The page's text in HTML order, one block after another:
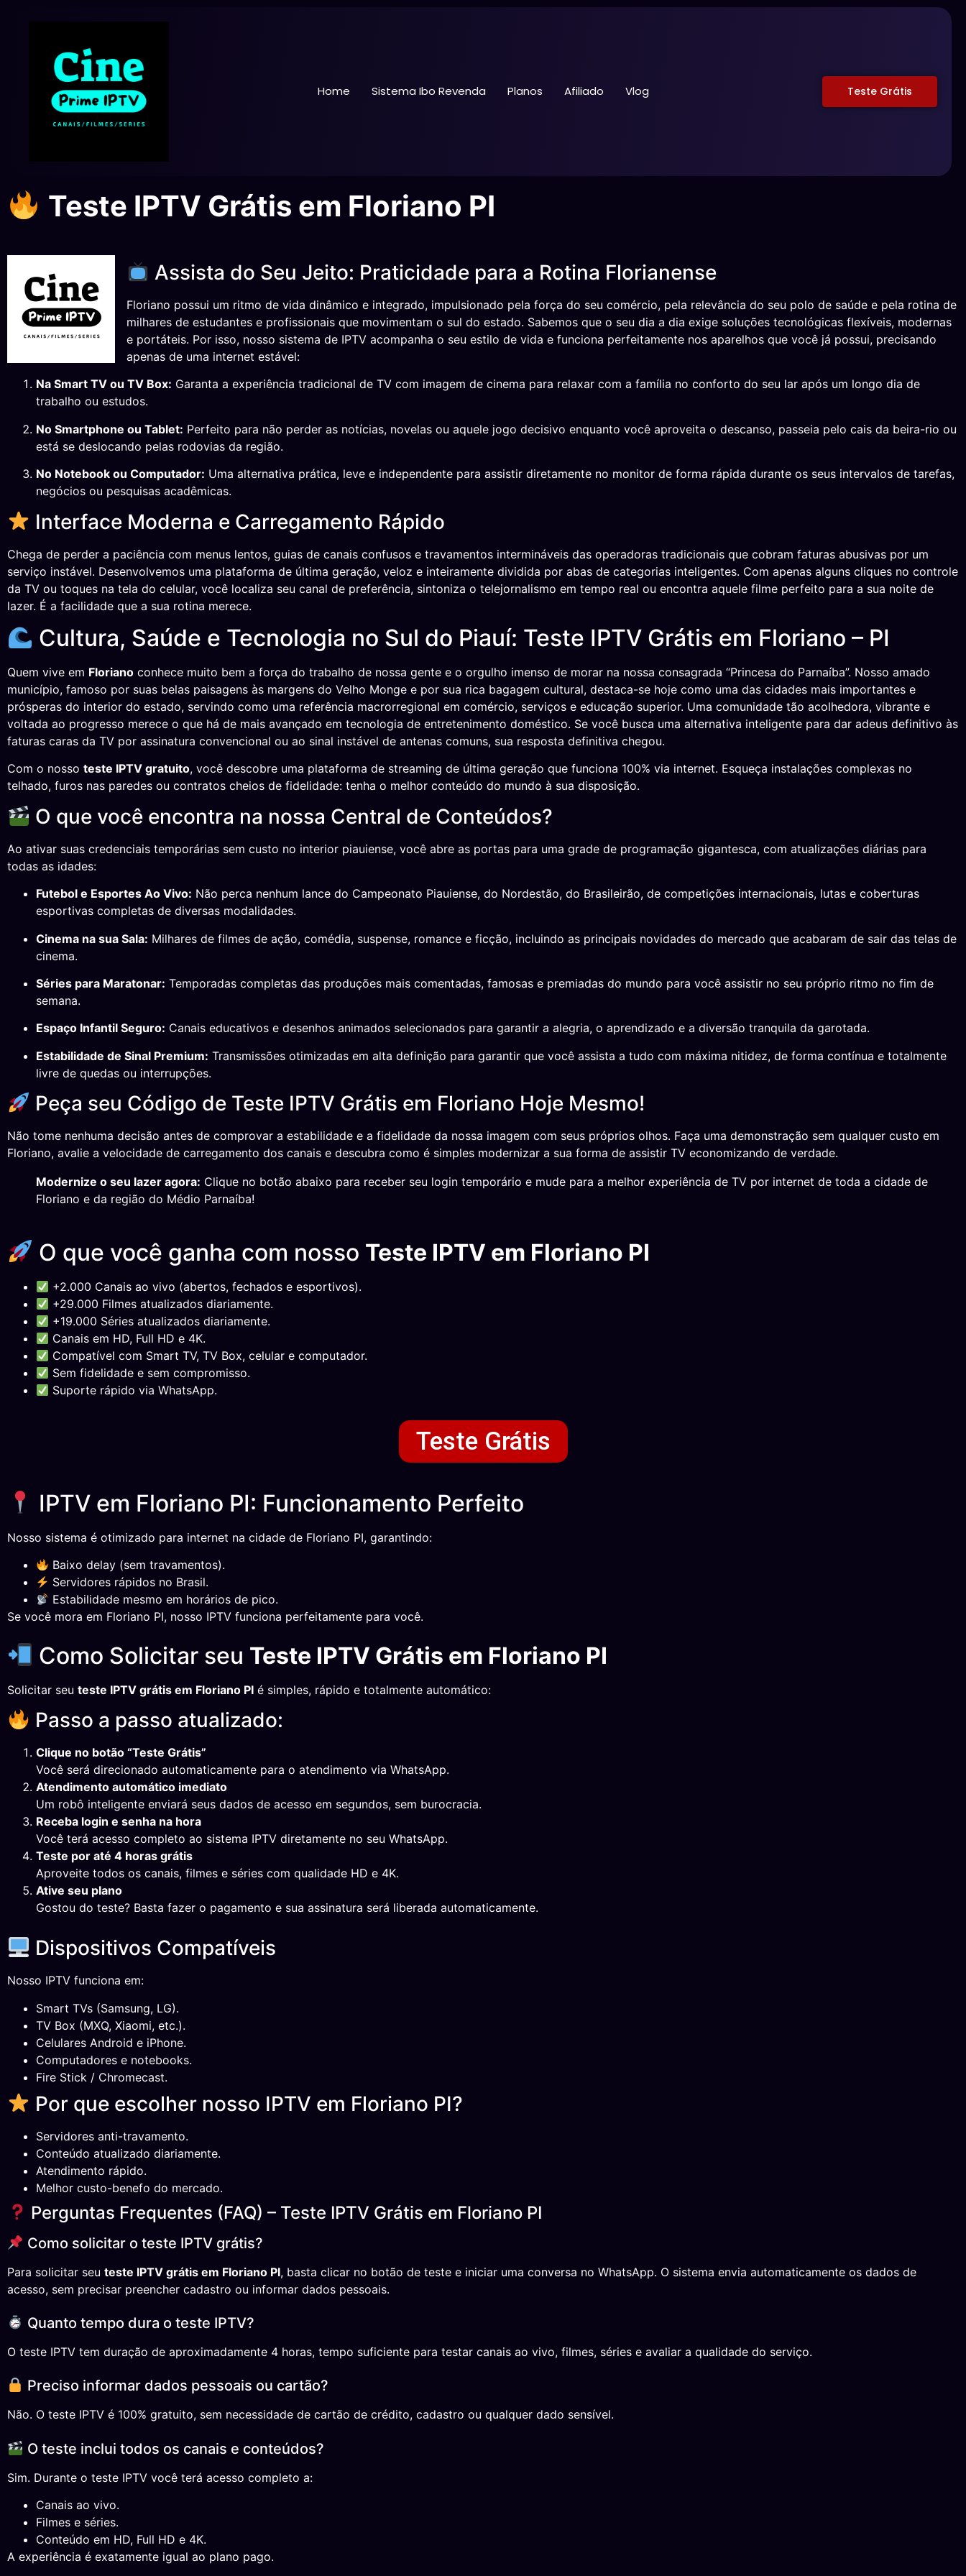
Home Sistema Ibo Revenda Planos Afiliado Vlog Teste Grátis
Teste IPTV Grátis em Floriano PI
Assista do Seu Jeito: Praticidade para a Rotina Florianense
Floriano possui um ritmo de vida dinâmico e integrado, impulsionado pela força do seu comércio, pela relevância do seu polo de saúde e pela rotina de
milhares de estudantes e profissionais que movimentam o sul do estado. Sabemos que o seu dia a dia exige soluções tecnológicas flexíveis, modernas
e portáteis. Por isso, nosso sistema de IPTV acompanha o seu estilo de vida e funciona perfeitamente nos aparelhos que você já possui, precisando
apenas de uma internet estável:
Na Smart TV ou TV Box: Garanta a experiência tradicional de TV com imagem de cinema para relaxar com a família no conforto do seu lar após um longo dia de
trabalho ou estudos.
No Smartphone ou Tablet: Perfeito para não perder as notícias, novelas ou aquele jogo decisivo enquanto você aproveita o descanso, passeia pelo cais da beira-rio ou
está se deslocando pelas rodovias da região.
No Notebook ou Computador: Uma alternativa prática, leve e independente para assistir diretamente no monitor de forma rápida durante os seus intervalos de tarefas,
negócios ou pesquisas acadêmicas.
Interface Moderna e Carregamento Rápido
Chega de perder a paciência com menus lentos, guias de canais confusos e travamentos intermináveis das operadoras tradicionais que cobram faturas abusivas por um
serviço instável. Desenvolvemos uma plataforma de última geração, veloz e inteiramente dividida por abas de categorias inteligentes. Com apenas alguns cliques no controle
da TV ou toques na tela do celular, você localiza seu canal de preferência, sintoniza o telejornalismo em tempo real ou encontra aquele filme perfeito para a sua noite de
lazer. É a facilidade que a sua rotina merece.
Cultura, Saúde e Tecnologia no Sul do Piauí: Teste IPTV Grátis em Floriano – PI
Quem vive em Floriano conhece muito bem a força do trabalho de nossa gente e o orgulho imenso de morar na nossa consagrada “Princesa do Parnaíba”. Nosso amado
município, famoso por suas belas paisagens às margens do Velho Monge e por sua rica bagagem cultural, destaca-se hoje como uma das cidades mais importantes e
prósperas do interior do estado, servindo como uma referência macrorregional em comércio, serviços e educação superior. Uma comunidade tão acolhedora, vibrante e
voltada ao progresso merece o que há de mais avançado em tecnologia de entretenimento doméstico. Se você busca uma alternativa inteligente para dar adeus definitivo às
faturas caras da TV por assinatura convencional ou ao sinal instável de antenas comuns, sua resposta definitiva chegou.
Com o nosso teste IPTV gratuito, você descobre uma plataforma de streaming de última geração que funciona 100% via internet. Esqueça instalações complexas no
telhado, furos nas paredes ou contratos cheios de fidelidade: tenha o melhor conteúdo do mundo à sua disposição.
O que você encontra na nossa Central de Conteúdos?
Ao ativar suas credenciais temporárias sem custo no interior piauiense, você abre as portas para uma grade de programação gigantesca, com atualizações diárias para
todas as idades:
Futebol e Esportes Ao Vivo: Não perca nenhum lance do Campeonato Piauiense, do Nordestão, do Brasileirão, de competições internacionais, lutas e coberturas
esportivas completas de diversas modalidades.
Cinema na sua Sala: Milhares de filmes de ação, comédia, suspense, romance e ficção, incluindo as principais novidades do mercado que acabaram de sair das telas de
cinema.
Séries para Maratonar: Temporadas completas das produções mais comentadas, famosas e premiadas do mundo para você assistir no seu próprio ritmo no fim de
semana.
Espaço Infantil Seguro: Canais educativos e desenhos animados selecionados para garantir a alegria, o aprendizado e a diversão tranquila da garotada.
Estabilidade de Sinal Premium: Transmissões otimizadas em alta definição para garantir que você assista a tudo com máxima nitidez, de forma contínua e totalmente
livre de quedas ou interrupções.
Peça seu Código de Teste IPTV Grátis em Floriano Hoje Mesmo!
Não tome nenhuma decisão antes de comprovar a estabilidade e a fidelidade da nossa imagem com seus próprios olhos. Faça uma demonstração sem qualquer custo em
Floriano, avalie a velocidade de carregamento dos canais e descubra como é simples modernizar a sua forma de assistir TV economizando de verdade.
Modernize o seu lazer agora: Clique no botão abaixo para receber seu login temporário e mude para a melhor experiência de TV por internet de toda a cidade de
Floriano e da região do Médio Parnaíba!
O que você ganha com nosso Teste IPTV em Floriano PI
+2.000 Canais ao vivo (abertos, fechados e esportivos).
+29.000 Filmes atualizados diariamente.
+19.000 Séries atualizados diariamente.
Canais em HD, Full HD e 4K.
Compatível com Smart TV, TV Box, celular e computador.
Sem fidelidade e sem compromisso.
Suporte rápido via WhatsApp.
Teste Grátis
IPTV em Floriano PI: Funcionamento Perfeito
Nosso sistema é otimizado para internet na cidade de Floriano PI, garantindo:
Baixo delay (sem travamentos).
Servidores rápidos no Brasil.
Estabilidade mesmo em horários de pico.
Se você mora em Floriano PI, nosso IPTV funciona perfeitamente para você.
Como Solicitar seu Teste IPTV Grátis em Floriano PI
Solicitar seu teste IPTV grátis em Floriano PI é simples, rápido e totalmente automático:
Passo a passo atualizado:
Clique no botão “Teste Grátis”
Você será direcionado automaticamente para o atendimento via WhatsApp.
Atendimento automático imediato
Um robô inteligente enviará seus dados de acesso em segundos, sem burocracia.
Receba login e senha na hora
Você terá acesso completo ao sistema IPTV diretamente no seu WhatsApp.
Teste por até 4 horas grátis
Aproveite todos os canais, filmes e séries com qualidade HD e 4K.
Ative seu plano
Gostou do teste? Basta fazer o pagamento e sua assinatura será liberada automaticamente.
Dispositivos Compatíveis
Nosso IPTV funciona em:
Smart TVs (Samsung, LG).
TV Box (MXQ, Xiaomi, etc.).
Celulares Android e iPhone.
Computadores e notebooks.
Fire Stick / Chromecast.
Por que escolher nosso IPTV em Floriano PI?
Servidores anti-travamento.
Conteúdo atualizado diariamente.
Atendimento rápido.
Melhor custo-benefo do mercado.
Perguntas Frequentes (FAQ) – Teste IPTV Grátis em Floriano PI
Como solicitar o teste IPTV grátis?
Para solicitar seu teste IPTV grátis em Floriano PI, basta clicar no botão de teste e iniciar uma conversa no WhatsApp. O sistema envia automaticamente os dados de
acesso, sem precisar preencher cadastro ou informar dados pessoais.
Quanto tempo dura o teste IPTV?
O teste IPTV tem duração de aproximadamente 4 horas, tempo suficiente para testar canais ao vivo, filmes, séries e avaliar a qualidade do serviço.
Preciso informar dados pessoais ou cartão?
Não. O teste IPTV é 100% gratuito, sem necessidade de cartão de crédito, cadastro ou qualquer dado sensível.
O teste inclui todos os canais e conteúdos?
Sim. Durante o teste IPTV você terá acesso completo a:
Canais ao vivo.
Filmes e séries.
Conteúdo em HD, Full HD e 4K.
A experiência é exatamente igual ao plano pago.